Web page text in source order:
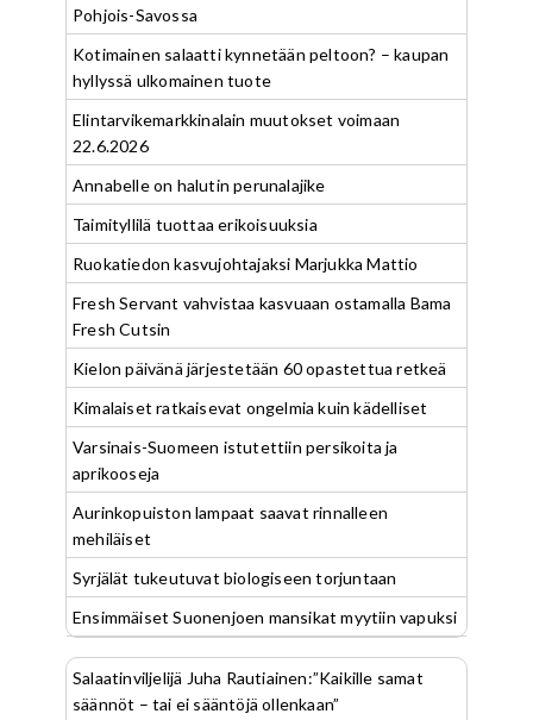
Pohjois-Savossa
Kotimainen salaatti kynnetään peltoon? – kaupan
hyllyssä ulkomainen tuote
Elintarvikemarkkinalain muutokset voimaan
22.6.2026
Annabelle on halutin perunalajike
Taimityllilä tuottaa erikoisuuksia
Ruokatiedon kasvujohtajaksi Marjukka Mattio
Fresh Servant vahvistaa kasvuaan ostamalla Bama
Fresh Cutsin
Kielon päivänä järjestetään 60 opastettua retkeä
Kimalaiset ratkaisevat ongelmia kuin kädelliset
Varsinais-Suomeen istutettiin persikoita ja
aprikooseja
Aurinkopuiston lampaat saavat rinnalleen
mehiläiset
Syrjälät tukeutuvat biologiseen torjuntaan
Ensimmäiset Suonenjoen mansikat myytiin vapuksi
Salaatinviljelijä Juha Rautiainen:”Kaikille samat
säännöt – tai ei sääntöjä ollenkaan”